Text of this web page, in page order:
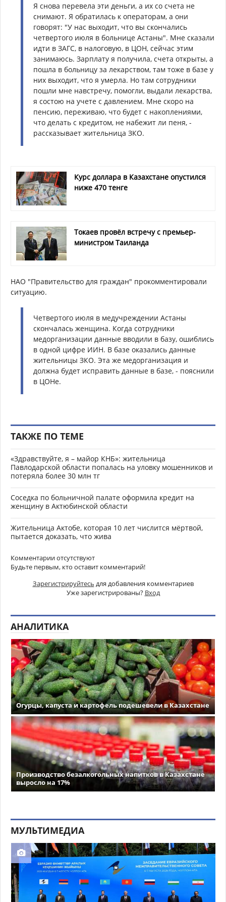
Я снова перевела эти деньги, а их со счета не
снимают. Я обратилась к операторам, а они
говорят: "У нас выходит, что вы скончались
четвертого июля в больнице Астаны". Мне сказали
идти в ЗАГС, в налоговую, в ЦОН, сейчас этим
занимаюсь. Зарплату я получила, счета открыты, а
пошла в больницу за лекарством, там тоже в базе у
них выходит, что я умерла. Но там сотрудники
пошли мне навстречу, помогли, выдали лекарства,
я состою на учете с давлением. Мне скоро на
пенсию, переживаю, что будет с накоплениями,
что делать с кредитом, не набежит ли пеня, -
рассказывает жительница ЗКО.
Курс доллара в Казахстане опустился
ниже 470 тенге
Токаев провёл встречу с премьер-
министром Таиланда
НАО "Правительство для граждан" прокомментировали
ситуацию.
Четвертого июля в медучреждении Астаны
скончалась женщина. Когда сотрудники
медорганизации данные вводили в базу, ошиблись
в одной цифре ИИН. В базе оказались данные
жительницы ЗКО. Эта же медорганизация и
должна будет исправить данные в базе, - пояснили
в ЦОНе.
ТАКЖЕ ПО ТЕМЕ
«Здравствуйте, я – майор КНБ»: жительница
Павлодарской области попалась на уловку мошенников и
потеряла более 30 млн тг
Соседка по больничной палате оформила кредит на
женщину в Актюбинской области
Жительница Актобе, которая 10 лет числится мёртвой,
пытается доказать, что жива
Комментарии отсутствуют
Будьте первым, кто оставит комментарий!
Зарегистрируйтесь для добавления комментариев
Уже зарегистрированы? Вход
АНАЛИТИКА
Огурцы, капуста и картофель подешевели в Казахстане
Производство безалкогольных напитков в Казахстане
выросло на 17%
МУЛЬТИМЕДИА